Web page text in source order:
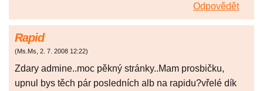
Odpovědět
Rapid
(Ms.Ms, 2. 7. 2008 12:22)
Zdary admine..moc pěkný stránky..Mam prosbičku,
upnul bys těch pár posledních alb na rapidu?vřelé dík